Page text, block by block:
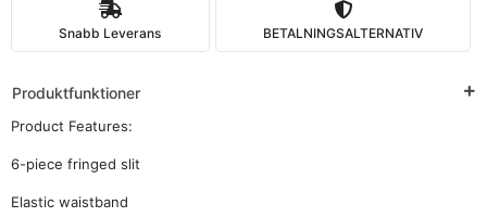
Snabb Leverans BETALNINGSALTERNATIV
Produktfunktioner
Product Features:
6-piece fringed slit
Elastic waistband